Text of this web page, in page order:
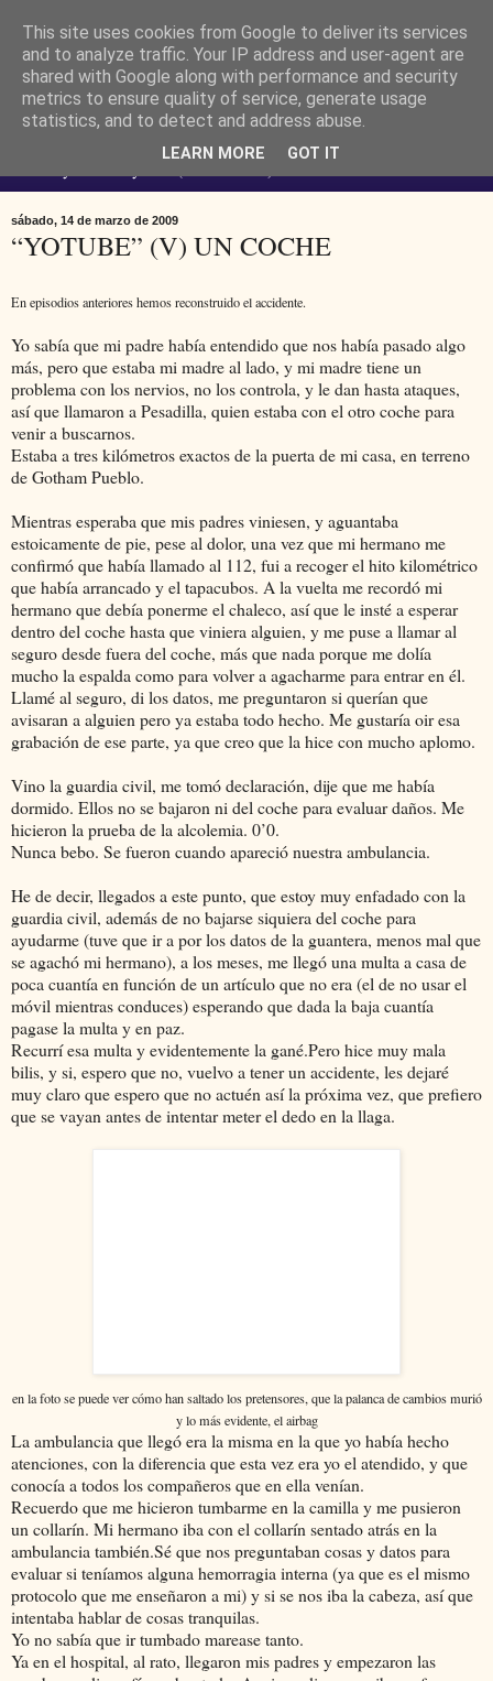
Ferendus K. Resimler -
personal
sábado, 14 de marzo de 2009
“YOTUBE” (V) UN COCHE
En episodios anteriores hemos reconstruido el accidente.
Yo sabía que mi padre había entendido que nos había pasado algo
más, pero que estaba mi madre al lado, y mi madre tiene un
problema con los nervios, no los controla, y le dan hasta ataques,
así que llamaron a Pesadilla, quien estaba con el otro coche para
venir a buscarnos.
Estaba a tres kilómetros exactos de la puerta de mi casa, en terreno
de Gotham Pueblo.
Mientras esperaba que mis padres viniesen, y aguantaba
estoicamente de pie, pese al dolor, una vez que mi hermano me
confirmó que había llamado al 112, fui a recoger el hito kilométrico
que había arrancado y el tapacubos. A la vuelta me recordó mi
hermano que debía ponerme el chaleco, así que le insté a esperar
dentro del coche hasta que viniera alguien, y me puse a llamar al
seguro desde fuera del coche, más que nada porque me dolía
mucho la espalda como para volver a agacharme para entrar en él.
Llamé al seguro, di los datos, me preguntaron si querían que
avisaran a alguien pero ya estaba todo hecho. Me gustaría oir esa
grabación de ese parte, ya que creo que la hice con mucho aplomo.
Vino la guardia civil, me tomó declaración, dije que me había
dormido. Ellos no se bajaron ni del coche para evaluar daños. Me
hicieron la prueba de la alcolemia. 0’0.
Nunca bebo. Se fueron cuando apareció nuestra ambulancia.
He de decir, llegados a este punto, que estoy muy enfadado con la
guardia civil, además de no bajarse siquiera del coche para
ayudarme (tuve que ir a por los datos de la guantera, menos mal que
se agachó mi hermano), a los meses, me llegó una multa a casa de
poca cuantía en función de un artículo que no era (el de no usar el
móvil mientras conduces) esperando que dada la baja cuantía
pagase la multa y en paz.
Recurrí esa multa y evidentemente la gané.Pero hice muy mala
bilis, y si, espero que no, vuelvo a tener un accidente, les dejaré
muy claro que espero que no actuén así la próxima vez, que prefiero
que se vayan antes de intentar meter el dedo en la llaga.
en la foto se puede ver cómo han saltado los pretensores, que la palanca de cambios murió
y lo más evidente, el airbag
La ambulancia que llegó era la misma en la que yo había hecho
atenciones, con la diferencia que esta vez era yo el atendido, y que
conocía a todos los compañeros que en ella venían.
Recuerdo que me hicieron tumbarme en la camilla y me pusieron
un collarín. Mi hermano iba con el collarín sentado atrás en la
ambulancia también.Sé que nos preguntaban cosas y datos para
evaluar si teníamos alguna hemorragia interna (ya que es el mismo
protocolo que me enseñaron a mi) y si se nos iba la cabeza, así que
intentaba hablar de cosas tranquilas.
Yo no sabía que ir tumbado marease tanto.
Ya en el hospital, al rato, llegaron mis padres y empezaron las
This site uses cookies from Google to deliver its services
and to analyze traffic. Your IP address and user-agent are
shared with Google along with performance and security
metrics to ensure quality of service, generate usage
statistics, and to detect and address abuse.
LEARN MORE GOT IT